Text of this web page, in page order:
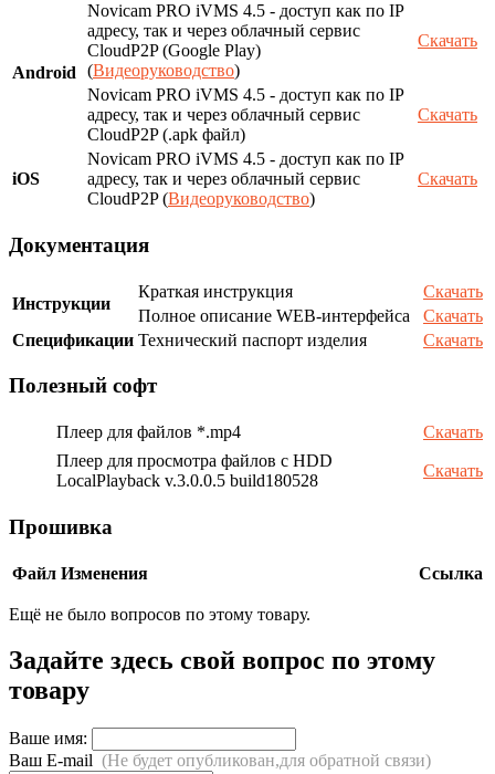
Android
Novicam PRO iVMS 4.5 - доступ как по IP
адресу, так и через облачный сервис
CloudP2P (Google Play)
(Видеоруководство)
Скачать
Novicam PRO iVMS 4.5 - доступ как по IP
адресу, так и через облачный сервис
CloudP2P (.apk файл)
Скачать
iOS
Novicam PRO iVMS 4.5 - доступ как по IP
адресу, так и через облачный сервис
CloudP2P (Видеоруководство)
Скачать
Документация
Инструкции
Краткая инструкция
Скачать
Полное описание WEB-интерфейса
Скачать
Спецификации Технический паспорт изделия Скачать
Полезный софт
Плеер для файлов *.mp4
Скачать
Плеер для просмотра файлов с HDD
LocalPlayback v.3.0.0.5 build180528
Скачать
Прошивка
Файл Изменения Ссылка
Ещё не было вопросов по этому товару.
Задайте здесь свой вопрос по этому
товару
Ваше имя:
Ваш E-mail (Не будет опубликован,для обратной связи)